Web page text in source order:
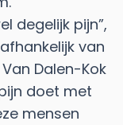
degelijk pijn”,
van
Dalen-Kok
doet met
mensen